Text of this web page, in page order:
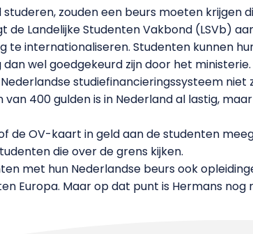
zouden een beurs moeten krijgen
Landelijke Studenten Vakbond (LSVb)
te internationaliseren. Studenten kunnen
wel goedgekeurd zijn door het ministerie.
studiefinancieringssysteem
400 gulden is in Nederland al lastig,
de OV-kaart in geld aan de studenten
die over de grens kijken.
met hun Nederlandse beurs ook
Europa. Maar op dat punt is Hermans